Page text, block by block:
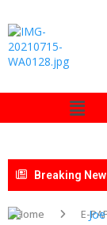
Breaking
Home E-